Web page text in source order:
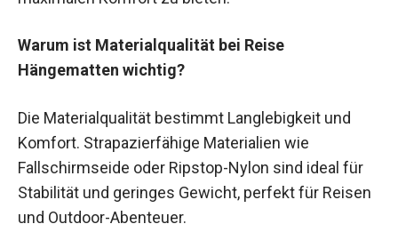
Warum ist Materialqualität bei Reise
Hängematten wichtig?
Die Materialqualität bestimmt Langlebigkeit und
Komfort. Strapazierfähige Materialien wie
Fallschirmseide oder Ripstop-Nylon sind ideal für
Stabilität und geringes Gewicht, perfekt für Reisen
und Outdoor-Abenteuer.